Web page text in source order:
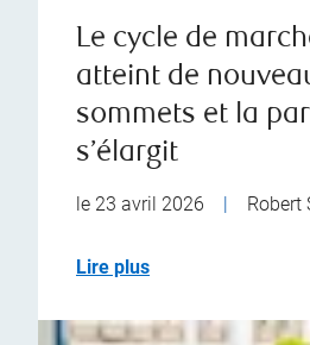
Le cycle de
atteint de
sommets et la
s’élargit
le 23 avril 2026 | Robert
Lire plus